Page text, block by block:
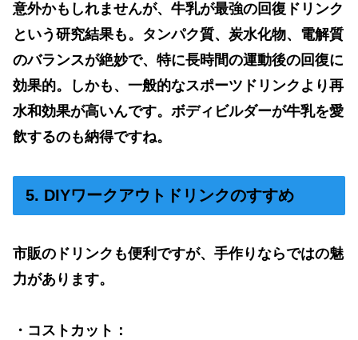
意外かもしれませんが、牛乳が最強の回復ドリンク
という研究結果も。タンパク質、炭水化物、電解質
のバランスが絶妙で、特に長時間の運動後の回復に
効果的。しかも、一般的なスポーツドリンクより再
水和効果が高いんです。ボディビルダーが牛乳を愛
飲するのも納得ですね。
5. DIYワークアウトドリンクのすすめ
市販のドリンクも便利ですが、手作りならではの魅
力があります。
・コストカット：